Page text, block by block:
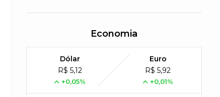
Economia
Dólar
R$ 5,12
+0,05%
Euro
R$ 5,92
+0,01%